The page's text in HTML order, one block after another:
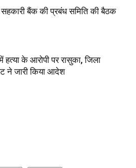
सहकारी बैंक की प्रबंध समिति की बैठक
में हत्या के आरोपी पर रासुका, जिला
ने जारी किया आदेश